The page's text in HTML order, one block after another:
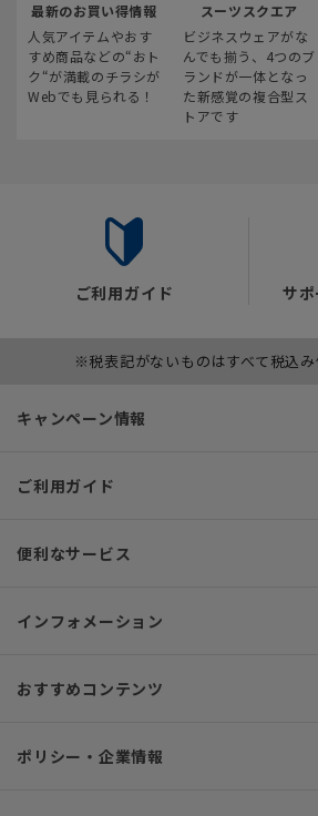
最新のお買い得情報
人気アイテムやおす
すめ商品などの“おト
ク“が満載のチラシが
Webでも見られる！
スーツスクエア
ビジネスウェアがな
んでも揃う、4つのブ
ランドが一体となっ
た新感覚の複合型ス
トアです
ご利用ガイド サ
※税表記がないものはすべて税込
キャンペーン情報
ご利用ガイド
便利なサービス
インフォメーション
おすすめコンテンツ
ポリシー・企業情報